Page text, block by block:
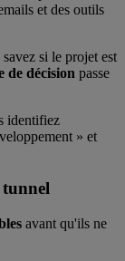
et des outils
si le projet est
de décision passe
identifiez
» et
tunnel
avant qu'ils ne